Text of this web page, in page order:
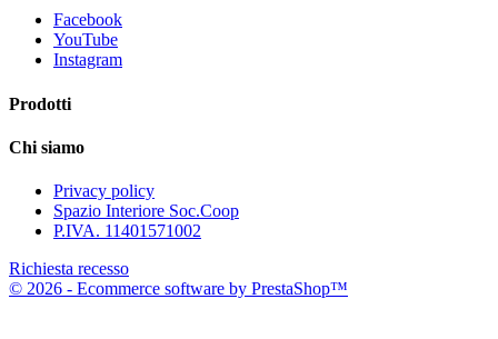
Facebook
YouTube
Instagram
Prodotti
Chi siamo
Privacy policy
Spazio Interiore Soc.Coop
P.IVA. 11401571002
Richiesta recesso
© 2026 - Ecommerce software by PrestaShop™